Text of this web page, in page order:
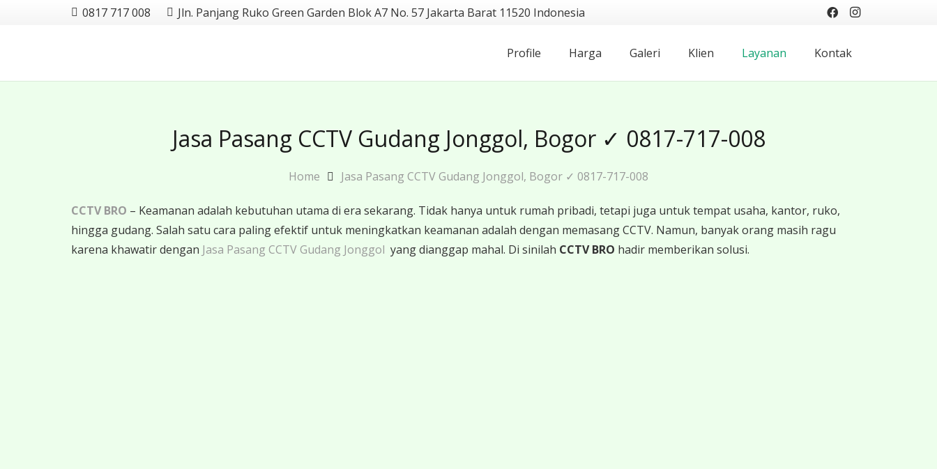
0817 717 008 Jln. Panjang Ruko Green Garden Blok A7 No. 57 Jakarta Barat 11520 Indonesia
Profile Harga Galeri Klien Layanan Kontak
Jasa Pasang CCTV Gudang Jonggol, Bogor ✓ 0817-717-008
Home Jasa Pasang CCTV Gudang Jonggol, Bogor ✓ 0817-717-008
CCTV BRO – Keamanan adalah kebutuhan utama di era sekarang. Tidak hanya untuk rumah pribadi, tetapi juga untuk tempat usaha, kantor, ruko,
hingga gudang. Salah satu cara paling efektif untuk meningkatkan keamanan adalah dengan memasang CCTV. Namun, banyak orang masih ragu
karena khawatir dengan Jasa Pasang CCTV Gudang Jonggol yang dianggap mahal. Di sinilah CCTV BRO hadir memberikan solusi.